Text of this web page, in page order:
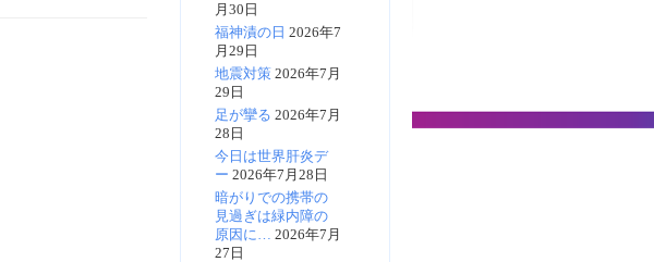
月30日
福神漬の日 2026年7
月29日
地震対策 2026年7月
29日
足が攣る 2026年7月
28日
今日は世界肝炎デ
ー 2026年7月28日
暗がりでの携帯の
見過ぎは緑内障の
原因に… 2026年7月
27日